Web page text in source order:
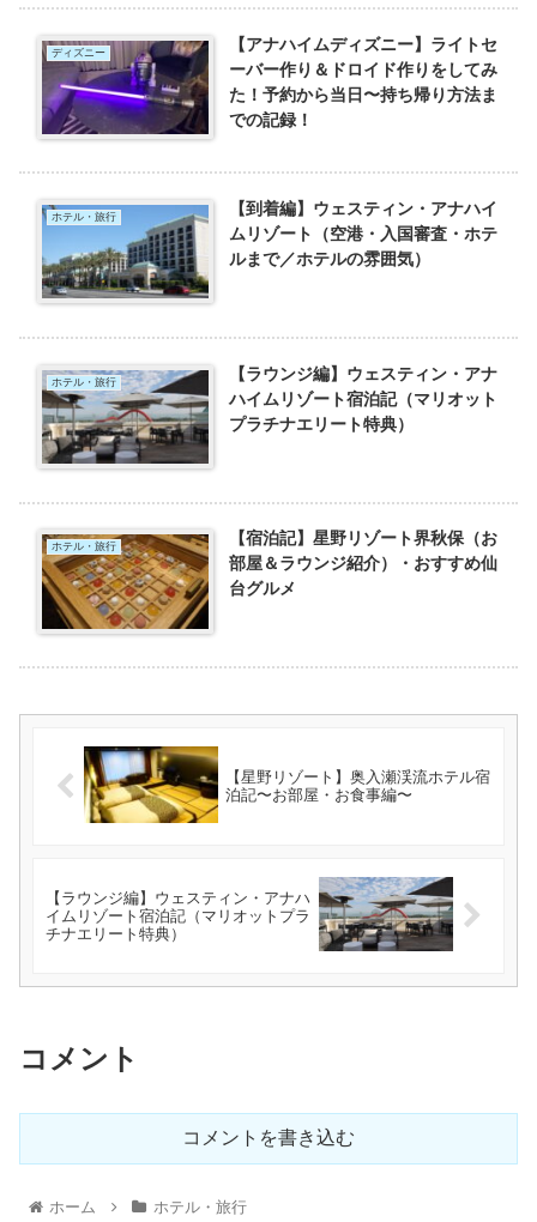
ディズニー
【アナハイムディズニー】ライトセ
ーバー作り＆ドロイド作りをしてみ
た！予約から当日〜持ち帰り方法ま
での記録！
ホテル・旅行
【到着編】ウェスティン・アナハイ
ムリゾート（空港・入国審査・ホテ
ルまで／ホテルの雰囲気）
ホテル・旅行
【ラウンジ編】ウェスティン・アナ
ハイムリゾート宿泊記（マリオット
プラチナエリート特典）
ホテル・旅行
【宿泊記】星野リゾート界秋保（お
部屋＆ラウンジ紹介）・おすすめ仙
台グルメ
【星野リゾート】奥入瀬渓流ホテル宿
泊記〜お部屋・お食事編〜
【ラウンジ編】ウェスティン・アナハ
イムリゾート宿泊記（マリオットプラ
チナエリート特典）
コメント
コメントを書き込む
ホーム ホテル・旅行